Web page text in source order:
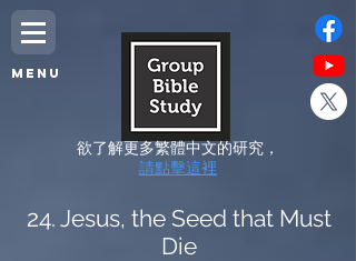
MENU
24. Jesus, the Seed that Must
Die
欲了解更多繁體中文的研究，
請點擊這裡